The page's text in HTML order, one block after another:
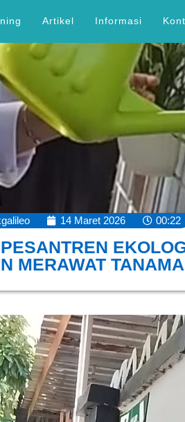
Artikel Informasi
14 Maret 2026 00:22
MERAWAT